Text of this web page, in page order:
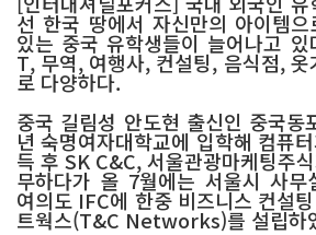
선 한국 땅에서 자신만의 아이템
있는 중국 유학생들이 늘어나고
T, 무역, 여행사, 컨설팅, 음식점,
로 다양하다.
중국 길림성 안도현 출신인 중국동
년 숙명여자대학교에 입학해 컴퓨
득 후 SK C&C, 서울관광마케팅주
무하다가 올 7월에는 서울시 사무
여의도 IFC에 한중 비즈니스 컨설
트웍스(T&C Networks)를 설립하